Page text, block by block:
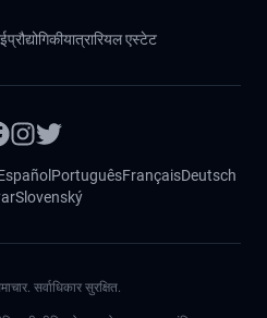
प्रौद्योगिकीयात्रारियल एस्टेट
PortuguêsFrançaisDeutsch
Slovenský
सर्वाधिकार सुरक्षित.